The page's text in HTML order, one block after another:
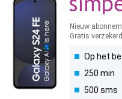
Nieuw
Gratis
Op het
250 min
500 sms